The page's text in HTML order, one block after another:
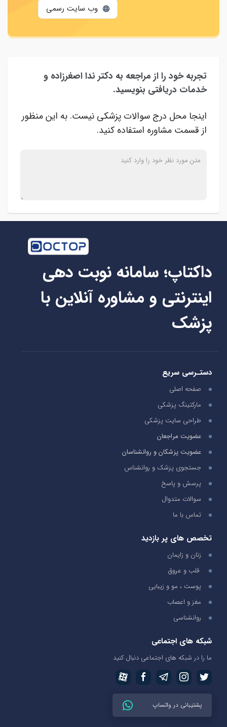
وب سایت رسمی
تجربه خود را از مراجعه به دکتر ندا اصغرزاده و
خدمات دریافتی بنویسید.
اینجا محل درج سوالات پزشکی نیست. به این منظور
از قسمت مشاوره استفاده کنید.
داکتاپ؛ سامانه نوبت دهی
اینترنتی و مشاوره آنلاین با
پزشک
دستـرسی سریع
صفحه اصلی
مارکتینگ پزشکی
طراحی سایت پزشکی
عضویت مراجعان
عضویت پزشکان و روانشناسان
جستجوی پزشک و روانشناس
پرسش و پاسخ
سوالات متدوال
تماس با ما
تخصص های پر بازدید
زنان و زایمان
قلب و عروق
پوست ، مو و زیبایی
مغز و اعصاب
روانشناسی
شبکه های اجتماعی
ما را در شبکه های اجتماعی دنبال کنید
پشتیبانی در واتساپ